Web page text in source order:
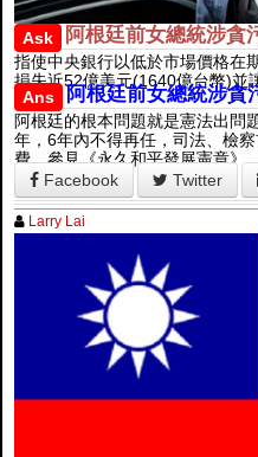
Ask 阿根廷前女總統涉貪
指使中央銀行以低於市場價格在
損失近52億美元(1640億台幣)並
Ans
阿根廷前女總統涉貪
阿根廷的根本問題就是憲法出問
年，6年內不得再任，司法、檢
費。參見《永久和平發展憲章》
Facebook
Twitter
Larry Lai